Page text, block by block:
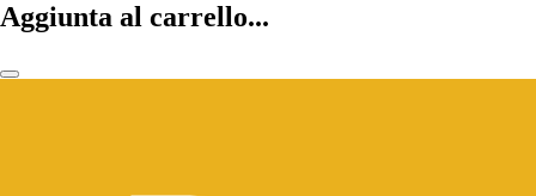
Aggiunta al carrello...